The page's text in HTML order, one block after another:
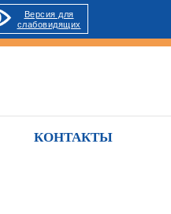
Версия для
слабовидящих
КОНТАКТЫ